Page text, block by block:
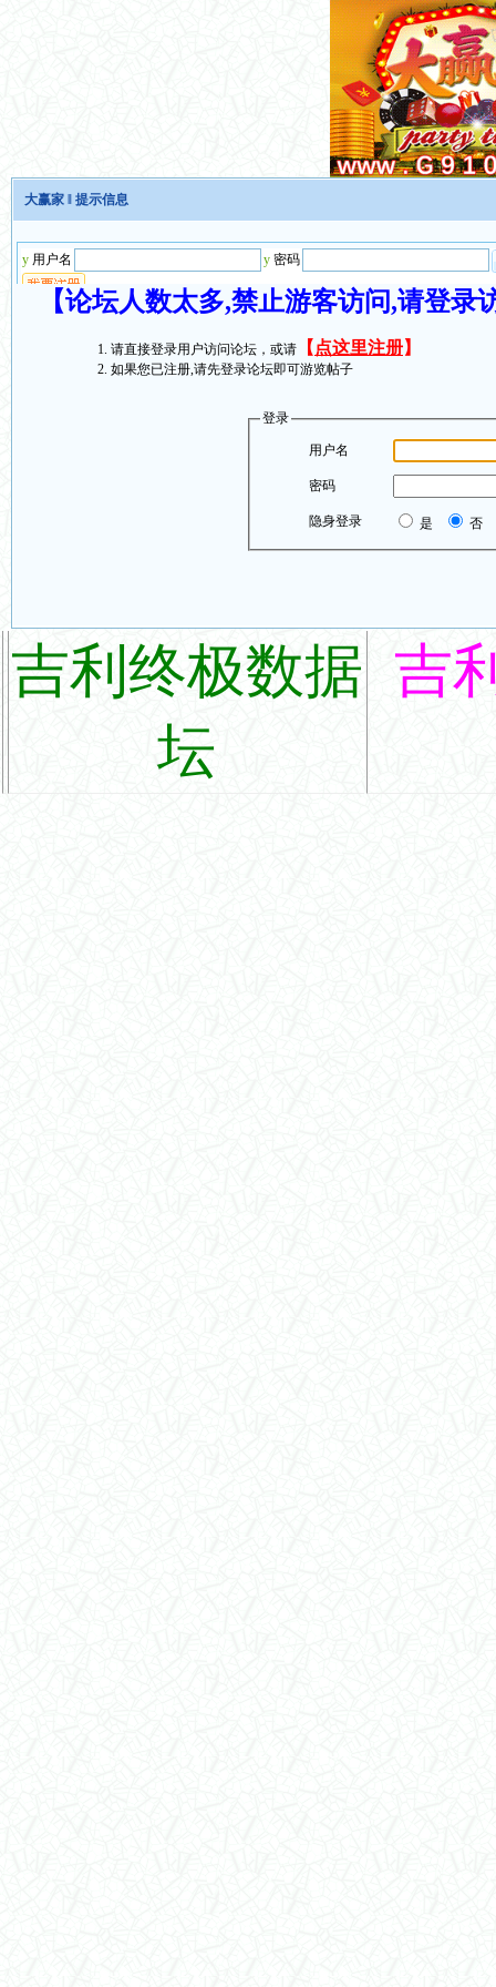
大赢家 ‖ 提示信息
【论坛人数太多,禁止游客访问,请登
请直接登录用户访问论坛，或请 【 点这里注册】
如果您已注册,请先登录论坛即可游览帖子
登录
用户名
密码
隐身登录 是 否
吉利终极数据
坛
吉